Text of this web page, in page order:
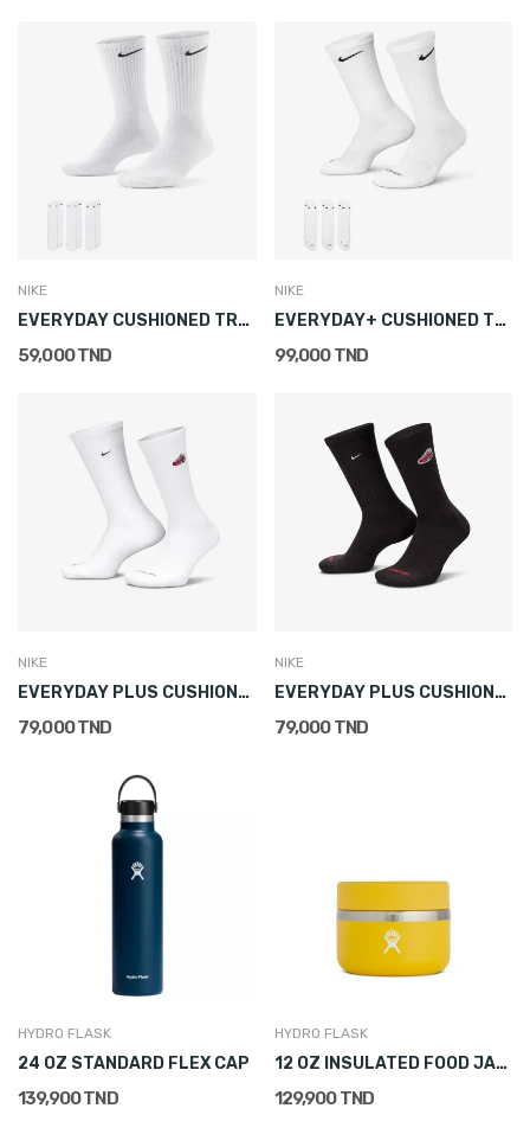
NIKE
EVERYDAY CUSHIONED TRAINING CREW SOCKS (3 PAIRS)
59,000 TND
NIKE
EVERYDAY+ CUSHIONED TRAINING CREW SOCKS (3 PAIRS)
99,000 TND
NIKE
EVERYDAY PLUS CUSHIONED CREW SOCKS (1 PAIR)
79,000 TND
NIKE
EVERYDAY PLUS CUSHIONED CREW SOCKS (1 PAIR)
79,000 TND
HYDRO FLASK
24 OZ STANDARD FLEX CAP
139,900 TND
HYDRO FLASK
12 OZ INSULATED FOOD JAR SUNFLOWER
129,900 TND